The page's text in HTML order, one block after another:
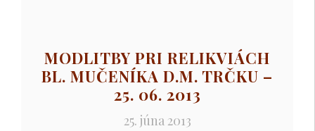
MODLITBY PRI RELIKVIÁCH
BL. MUČENÍKA D.M. TRČKU –
25. 06. 2013
25. júna 2013